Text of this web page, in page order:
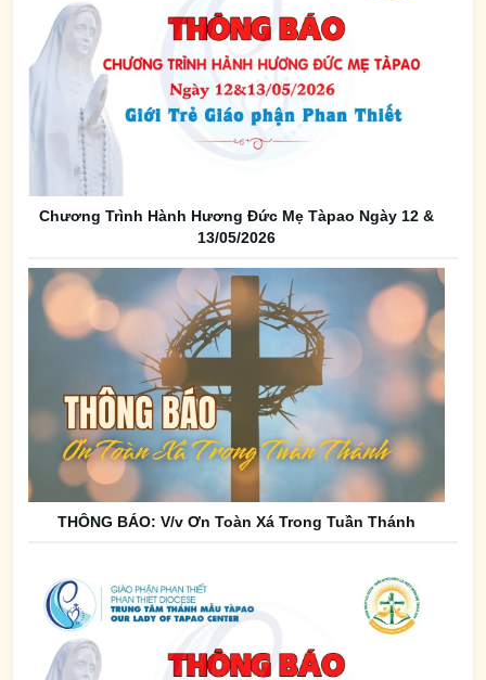
Chương Trình Hành Hương Đức Mẹ Tàpao Ngày 12 &
13/05/2026
THÔNG BÁO: V/v Ơn Toàn Xá Trong Tuần Thánh